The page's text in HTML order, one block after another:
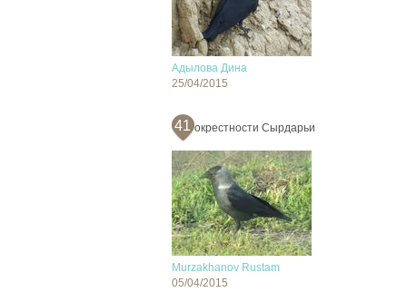
Адылова Дина
25/04/2015
41 окрестности Сырдарьи
Murzakhanov Rustam
05/04/2015